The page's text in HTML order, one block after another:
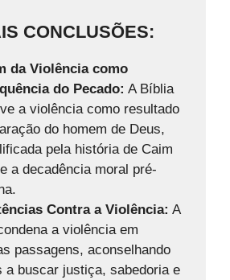
CONCLUSÕES:
da Violência como
do Pecado: A Bíblia
a violência como resultado
do homem de Deus,
pela história de Caim
a decadência moral pré-
Contra a Violência: A
a violência em
passagens, aconselhando
a buscar justiça, sabedoria e